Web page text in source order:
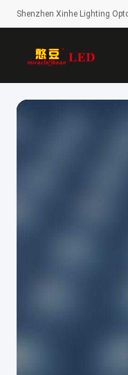
Shenzhen Xinhe Lighting